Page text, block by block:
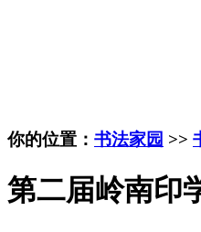
你的位置： 书法家园 >>
第二届岭南印